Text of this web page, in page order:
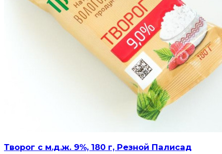
Творог с м.д.ж. 9%, 180 г, Резной Палисад